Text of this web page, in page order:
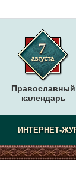
Православный
календарь
ИНТЕРНЕТ-